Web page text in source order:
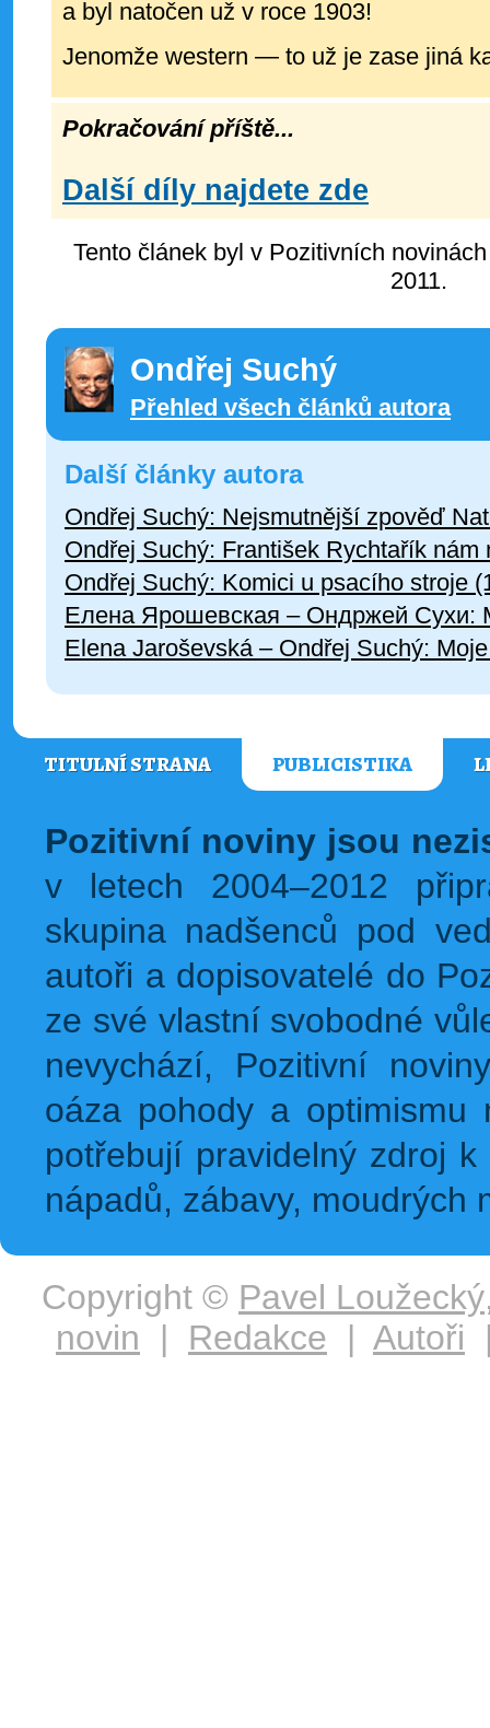
a byl natočen už v roce 1903!
Jenomže western — to už je zase jiná
Pokračování příště...
Další díly najdete zde
Tento článek byl v Pozitivních
2011.
Ondřej Suchý
Přehled všech článků autora
Další články autora
Ondřej Suchý: Nejsmutnější zpověď
Ondřej Suchý: František Rychtařík nám
Ondřej Suchý: Komici u psacího stroje
Елена Ярошевская – Ондржей Сухи:
Elena Jaroševská – Ondřej Suchý:
TITULNÍ STRANA PUBLICISTIKA
Pozitivní noviny jsou
v letech 2004–2012
skupina nadšenců pod
autoři a dopisovatelé do
ze své vlastní svobodné
nevychází, Pozitivní
oáza pohody a
potřebují pravidelný zdroj
nápadů, zábavy, moudrých
Copyright © Pavel Loužecký
novin | Redakce | Autoři